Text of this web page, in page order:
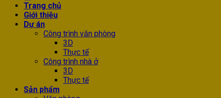
Trang chủ
Giới thiệu
Dự án
Công trình văn phòng
3D
Thực tế
Công trình nhà ở
3D
Thực tế
Sản phẩm